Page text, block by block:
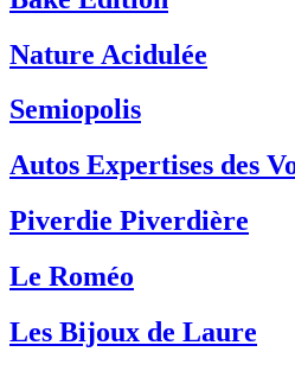
Nature Acidulée
Semiopolis
Autos Expertises des
Piverdie Piverdière
Le Roméo
Les Bijoux de Laure